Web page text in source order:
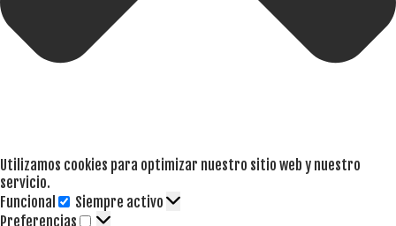
Utilizamos cookies para optimizar nuestro sitio web y nuestro
servicio.
Funcional
Funcional
Siempre activo
Preferencias